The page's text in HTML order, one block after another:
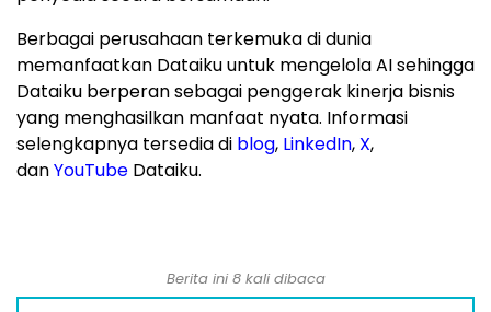
Berbagai perusahaan terkemuka di dunia
memanfaatkan Dataiku untuk mengelola AI sehingga
Dataiku berperan sebagai penggerak kinerja bisnis
yang menghasilkan manfaat nyata. Informasi
selengkapnya tersedia di blog, LinkedIn, X,
danYouTube Dataiku.
Berita ini 8 kali dibaca